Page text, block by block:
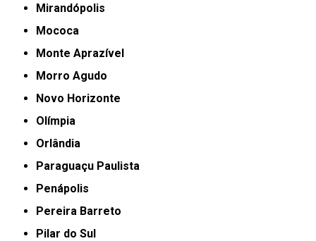
Mirandópolis
Mococa
Monte Aprazível
Morro Agudo
Novo Horizonte
Olímpia
Orlândia
Paraguaçu Paulista
Penápolis
Pereira Barreto
Pilar do Sul